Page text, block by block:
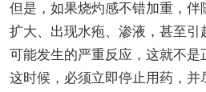
但是，如果烧灼感不错加重，伴
扩大、出现水疱、渗液，甚至引
可能发生的严重反应，这就不是
这时候，必须立即停止用药，